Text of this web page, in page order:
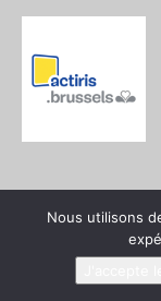
Qui
© UPJB -
Nous utilisons